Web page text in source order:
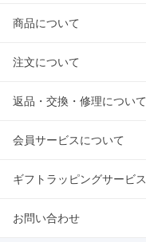
商品について
注文について
返品・交換・修理について
会員サービスについて
ギフトラッピングサービス
お問い合わせ